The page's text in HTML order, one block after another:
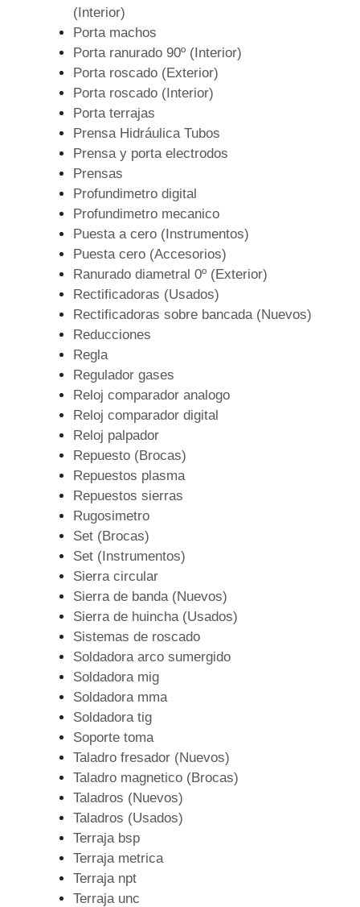
(Interior)
Porta machos
Porta ranurado 90º (Interior)
Porta roscado (Exterior)
Porta roscado (Interior)
Porta terrajas
Prensa Hidráulica Tubos
Prensa y porta electrodos
Prensas
Profundimetro digital
Profundimetro mecanico
Puesta a cero (Instrumentos)
Puesta cero (Accesorios)
Ranurado diametral 0º (Exterior)
Rectificadoras (Usados)
Rectificadoras sobre bancada (Nuevos)
Reducciones
Regla
Regulador gases
Reloj comparador analogo
Reloj comparador digital
Reloj palpador
Repuesto (Brocas)
Repuestos plasma
Repuestos sierras
Rugosimetro
Set (Brocas)
Set (Instrumentos)
Sierra circular
Sierra de banda (Nuevos)
Sierra de huincha (Usados)
Sistemas de roscado
Soldadora arco sumergido
Soldadora mig
Soldadora mma
Soldadora tig
Soporte toma
Taladro fresador (Nuevos)
Taladro magnetico (Brocas)
Taladros (Nuevos)
Taladros (Usados)
Terraja bsp
Terraja metrica
Terraja npt
Terraja unc